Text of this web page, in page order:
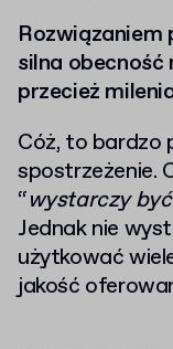
silna obecność
przecież
Cóż, to bardzo
spostrzeżenie.
“wystarczy
Jednak nie
użytkować
jakość